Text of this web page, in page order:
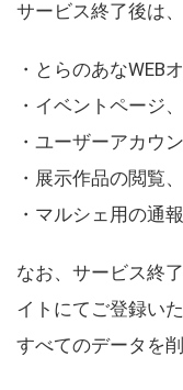
サービス終了後は
・とらのあなWEB
・イベントページ
・ユーザーアカウ
・展示作品の閲覧
・マルシェ用の通
なお、サービス終
イトにてご登録い
すべてのデータを